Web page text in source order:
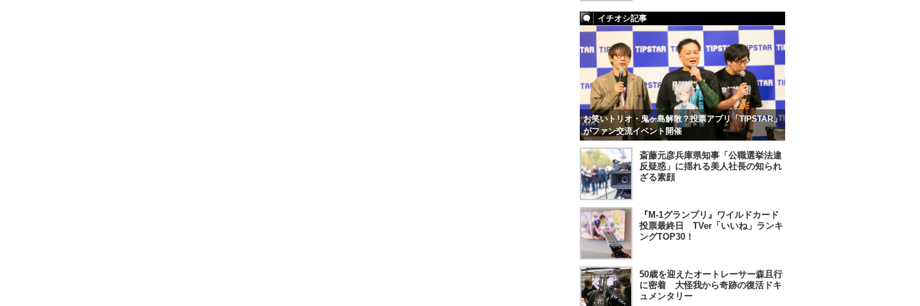
イチオシ記事
お笑いトリオ・鬼ヶ島解散？投票アプリ「TIPSTAR」
がファン交流イベント開催
斎藤元彦兵庫県知事「公職選挙法違
反疑惑」に揺れる美人社長の知られ
ざる素顔
『M-1グランプリ』ワイルドカード
投票最終日 TVer「いいね」ランキ
ングTOP30！
50歳を迎えたオートレーサー森且行
に密着 大怪我から奇跡の復活ドキ
ュメンタリー